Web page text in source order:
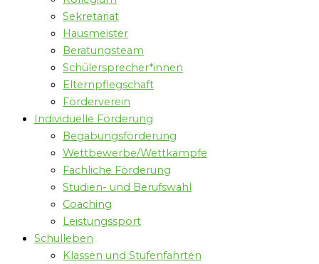
Sekretariat
Hausmeister
Beratungsteam
Schülersprecher*innen
Elternpflegschaft
Förderverein
Individuelle Förderung
Begabungsförderung
Wettbewerbe/Wettkämpfe
Fachliche Förderung
Studien- und Berufswahl
Coaching
Leistungssport
Schulleben
Klassen und Stufenfahrten